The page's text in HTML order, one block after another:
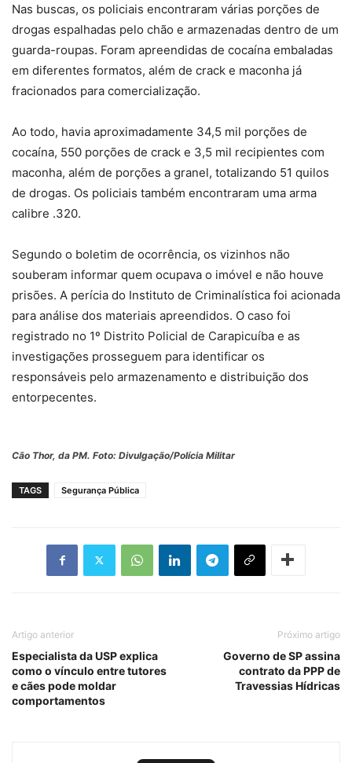
Nas buscas, os policiais encontraram várias porções de
drogas espalhadas pelo chão e armazenadas dentro de um
guarda-roupas. Foram apreendidas de cocaína embaladas
em diferentes formatos, além de crack e maconha já
fracionados para comercialização.
Ao todo, havia aproximadamente 34,5 mil porções de
cocaína, 550 porções de crack e 3,5 mil recipientes com
maconha, além de porções a granel, totalizando 51 quilos
de drogas. Os policiais também encontraram uma arma
calibre .320.
Segundo o boletim de ocorrência, os vizinhos não
souberam informar quem ocupava o imóvel e não houve
prisões. A perícia do Instituto de Criminalística foi acionada
para análise dos materiais apreendidos. O caso foi
registrado no 1º Distrito Policial de Carapicuíba e as
investigações prosseguem para identificar os
responsáveis pelo armazenamento e distribuição dos
entorpecentes.
Cão Thor, da PM. Foto: Divulgação/Polícia Militar
TAGS Segurança Pública
Artigo anterior
Especialista da USP explica
como o vínculo entre tutores
e cães pode moldar
comportamentos
Próximo artigo
Governo de SP assina
contrato da PPP de
Travessias Hídricas